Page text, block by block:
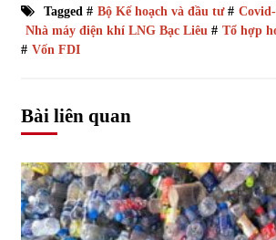
Tagged # Bộ Kế hoạch và đầu tư#
Nhà máy điện khí LNG Bạc Liêu# Tổ hợp
# Vốn FDI
Bài liên quan